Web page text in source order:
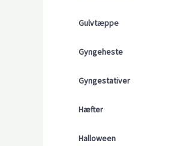
Gulvtæppe
Gyngeheste
Gyngestativer
Hæfter
Halloween